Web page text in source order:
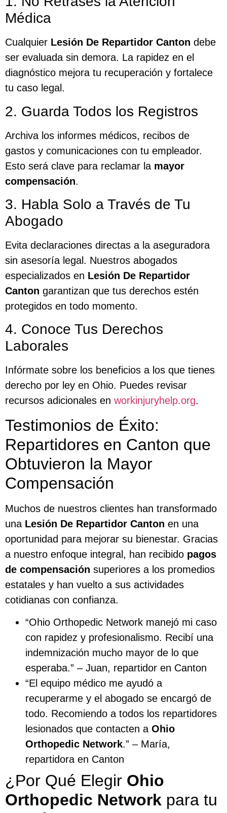
Médica
Cualquier Lesión De Repartidor Canton debe
ser evaluada sin demora. La rapidez en el
diagnóstico mejora tu recuperación y fortalece
tu caso legal.
2. Guarda Todos los Registros
Archiva los informes médicos, recibos de
gastos y comunicaciones con tu empleador.
Esto será clave para reclamar la mayor
compensación.
3. Habla Solo a Través de Tu
Abogado
Evita declaraciones directas a la aseguradora
sin asesoría legal. Nuestros abogados
especializados en Lesión De Repartidor
Canton garantizan que tus derechos estén
protegidos en todo momento.
4. Conoce Tus Derechos
Laborales
Infórmate sobre los beneficios a los que tienes
derecho por ley en Ohio. Puedes revisar
recursos adicionales en workinjuryhelp.org.
Testimonios de Éxito:
Repartidores en Canton que
Obtuvieron la Mayor
Compensación
Muchos de nuestros clientes han transformado
una Lesión De Repartidor Canton en una
oportunidad para mejorar su bienestar. Gracias
a nuestro enfoque integral, han recibido pagos
de compensación superiores a los promedios
estatales y han vuelto a sus actividades
cotidianas con confianza.
“Ohio Orthopedic Network manejó mi caso
con rapidez y profesionalismo. Recibí una
indemnización mucho mayor de lo que
esperaba.” – Juan, repartidor en Canton
“El equipo médico me ayudó a
recuperarme y el abogado se encargó de
todo. Recomiendo a todos los repartidores
lesionados que contacten a Ohio
Orthopedic Network.” – María,
repartidora en Canton
¿Por Qué Elegir Ohio
Orthopedic Network para tu